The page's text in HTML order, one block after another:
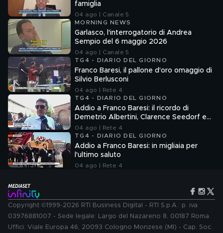
famiglia
04 ago | Canale 5
MORNING NEWS
Garlasco, l'interrogatorio di Andrea
Sempio del 6 maggio 2026
04 ago | Canale 5
TG4 - DIARIO DEL GIORNO
Franco Baresi, il pallone d'oro omaggio di
Silvio Berlusconi
04 ago | Rete 4
TG4 - DIARIO DEL GIORNO
Addio a Franco Baresi: il ricordo di
Demetrio Albertini, Clarence Seedorf e
Giovanni Galli
04 ago | Rete 4
TG4 - DIARIO DEL GIORNO
Addio a Franco Baresi: in migliaia per
l'ultimo saluto
04 ago | Rete 4
Copyright ©1999-2026 RTI Business Digital - RTI S.p.A.: p. iva
03976881007 - Sede legale: Largo del Nazareno 8, 00187 Roma.
Uffici: Viale Europa 46, 20093 Cologno Monzese (MI) - Cap. Soc.